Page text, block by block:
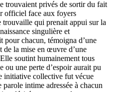
trouvaient privés de sortir du fait
officiel face aux foyers
qui prenait appui sur la
singulière et
pour chacun, témoigna d’une
de la mise en œuvre d’une
soutint humainement tous
ou une perte d’espoir aurait pu
initiative collective fut vécue
intime adressée à chacun